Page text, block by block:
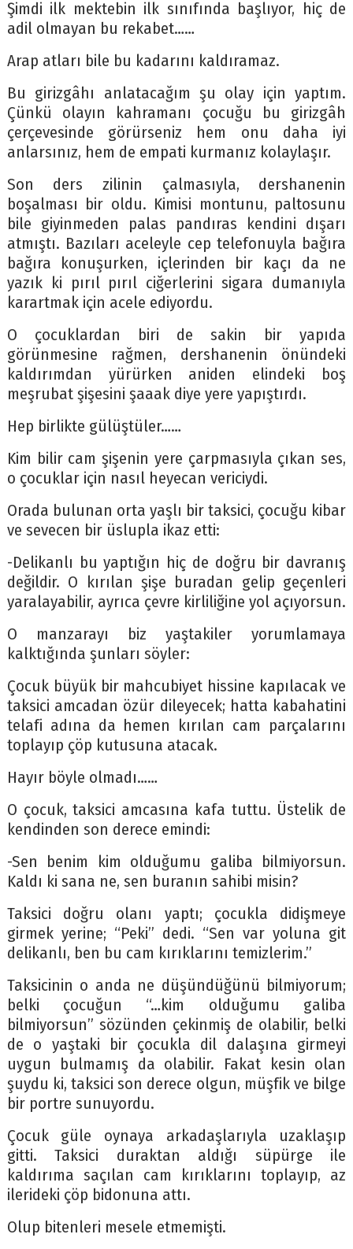
Şimdi ilk mektebin ilk sınıfında başlıyor, hiç de
adil olmayan bu rekabet……
Arap atları bile bu kadarını kaldıramaz.
Bu girizgâhı anlatacağım şu olay için yaptım.
Çünkü olayın kahramanı çocuğu bu girizgâh
çerçevesinde görürseniz hem onu daha iyi
anlarsınız, hem de empati kurmanız kolaylaşır.
Son ders zilinin çalmasıyla, dershanenin
boşalması bir oldu. Kimisi montunu, paltosunu
bile giyinmeden palas pandıras kendini dışarı
atmıştı. Bazıları aceleyle cep telefonuyla bağıra
bağıra konuşurken, içlerinden bir kaçı da ne
yazık ki pırıl pırıl ciğerlerini sigara dumanıyla
karartmak için acele ediyordu.
O çocuklardan biri de sakin bir yapıda
görünmesine rağmen, dershanenin önündeki
kaldırımdan yürürken aniden elindeki boş
meşrubat şişesini şaaak diye yere yapıştırdı.
Hep birlikte gülüştüler……
Kim bilir cam şişenin yere çarpmasıyla çıkan ses,
o çocuklar için nasıl heyecan vericiydi.
Orada bulunan orta yaşlı bir taksici, çocuğu kibar
ve sevecen bir üslupla ikaz etti:
-Delikanlı bu yaptığın hiç de doğru bir davranış
değildir. O kırılan şişe buradan gelip geçenleri
yaralayabilir, ayrıca çevre kirliliğine yol açıyorsun.
O manzarayı biz yaştakiler yorumlamaya
kalktığında şunları söyler:
Çocuk büyük bir mahcubiyet hissine kapılacak ve
taksici amcadan özür dileyecek; hatta kabahatini
telafi adına da hemen kırılan cam parçalarını
toplayıp çöp kutusuna atacak.
Hayır böyle olmadı……
O çocuk, taksici amcasına kafa tuttu. Üstelik de
kendinden son derece emindi:
-Sen benim kim olduğumu galiba bilmiyorsun.
Kaldı ki sana ne, sen buranın sahibi misin?
Taksici doğru olanı yaptı; çocukla didişmeye
girmek yerine; “Peki” dedi. “Sen var yoluna git
delikanlı, ben bu cam kırıklarını temizlerim.”
Taksicinin o anda ne düşündüğünü bilmiyorum;
belki çocuğun “…kim olduğumu galiba
bilmiyorsun” sözünden çekinmiş de olabilir, belki
de o yaştaki bir çocukla dil dalaşına girmeyi
uygun bulmamış da olabilir. Fakat kesin olan
şuydu ki, taksici son derece olgun, müşfik ve bilge
bir portre sunuyordu.
Çocuk güle oynaya arkadaşlarıyla uzaklaşıp
gitti. Taksici duraktan aldığı süpürge ile
kaldırıma saçılan cam kırıklarını toplayıp, az
ilerideki çöp bidonuna attı.
Olup bitenleri mesele etmemişti.